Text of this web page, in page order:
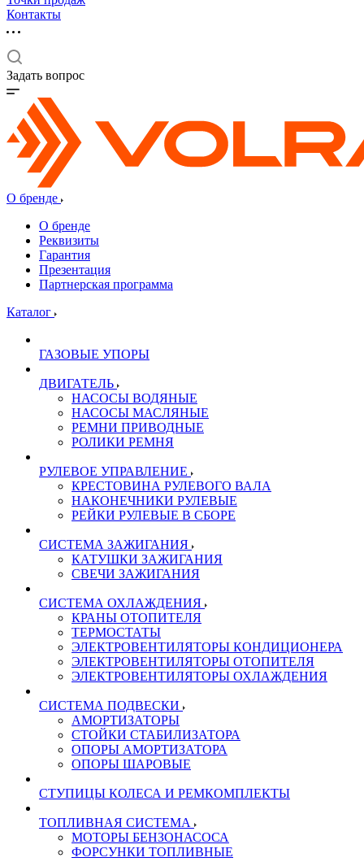
Контакты
Задать вопрос
О бренде
О бренде
Реквизиты
Гарантия
Презентация
Партнерская программа
Каталог
ГАЗОВЫЕ УПОРЫ
ДВИГАТЕЛЬ
НАСОСЫ ВОДЯНЫЕ
НАСОСЫ МАСЛЯНЫЕ
РЕМНИ ПРИВОДНЫЕ
РОЛИКИ РЕМНЯ
РУЛЕВОЕ УПРАВЛЕНИЕ
КРЕСТОВИНА РУЛЕВОГО ВАЛА
НАКОНЕЧНИКИ РУЛЕВЫЕ
РЕЙКИ РУЛЕВЫЕ В СБОРЕ
СИСТЕМА ЗАЖИГАНИЯ
КАТУШКИ ЗАЖИГАНИЯ
СВЕЧИ ЗАЖИГАНИЯ
СИСТЕМА ОХЛАЖДЕНИЯ
КРАНЫ ОТОПИТЕЛЯ
ТЕРМОСТАТЫ
ЭЛЕКТРОВЕНТИЛЯТОРЫ КОНДИЦИОНЕРА
ЭЛЕКТРОВЕНТИЛЯТОРЫ ОТОПИТЕЛЯ
ЭЛЕКТРОВЕНТИЛЯТОРЫ ОХЛАЖДЕНИЯ
СИСТЕМА ПОДВЕСКИ
АМОРТИЗАТОРЫ
СТОЙКИ СТАБИЛИЗАТОРА
ОПОРЫ АМОРТИЗАТОРА
ОПОРЫ ШАРОВЫЕ
СТУПИЦЫ КОЛЕСА И РЕМКОМПЛЕКТЫ
ТОПЛИВНАЯ СИСТЕМА
МОТОРЫ БЕНЗОНАСОСА
ФОРСУНКИ ТОПЛИВНЫЕ